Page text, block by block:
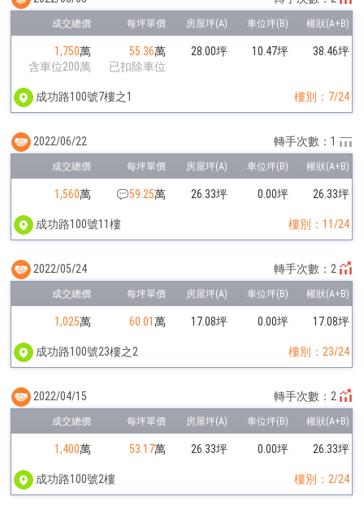
1,750萬
含車位200萬
55.36萬
已扣除車位
28.00坪 10.47坪 38.46坪
成功路100號7樓之1 樓別：7/24
1,560萬 59.25萬 26.33坪 0.00坪 26.33坪
成功路100號11樓 樓別：11/24
2022/06/22 轉手次數：1
1,025萬 60.01萬 17.08坪 0.00坪 17.08坪
成功路100號23樓之2 樓別：23/24
2022/05/24 轉手次數：2
1,400萬 53.17萬 26.33坪 0.00坪 26.33坪
成功路100號2樓 樓別：2/24
2022/04/15 轉手次數：2